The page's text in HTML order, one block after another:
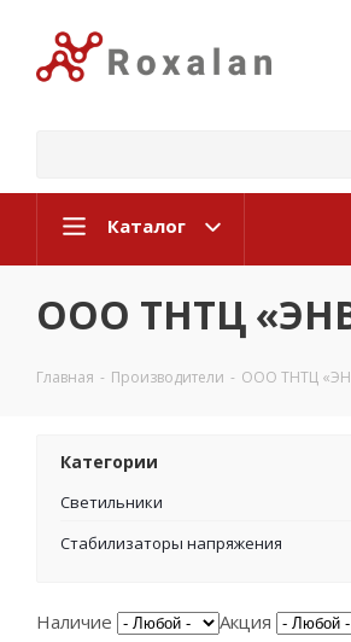
Каталог
ООО ТНТЦ
Главная - Производители - ООО ТНТЦ
Категории
Светильники
Стабилизаторы напряжения
Наличие Акция